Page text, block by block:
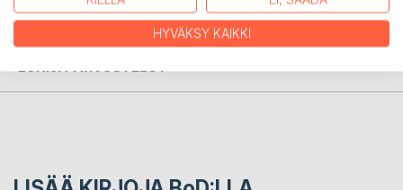
LEHDISTÖARVOSTELUT
LUKIJA-ARVOSTELUT
HYVÄKSY KAIKKI